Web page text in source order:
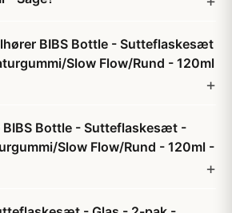
BIBS Bottle - Sutteflaskesæt
Slow Flow/Rund - 120ml
BIBS Bottle - Sutteflaskesæt -
Slow Flow/Rund - 120ml -